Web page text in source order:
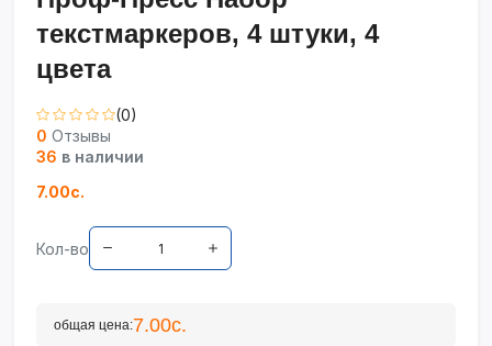
текстмаркеров, 4 штуки, 4
цвета
(0)
0 Отзывы
36 в наличии
7.00с.
Кол-во
общая цена:7.00с.